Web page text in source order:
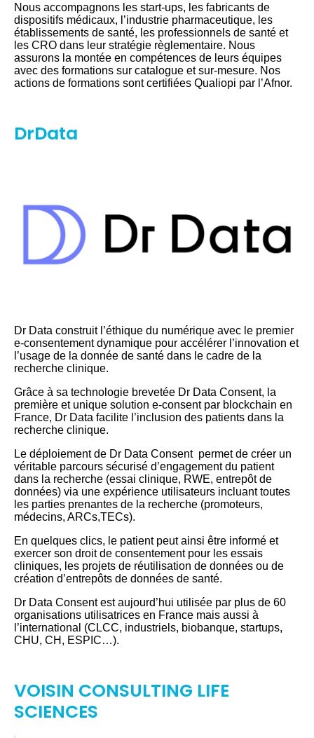
Nous accompagnons les start-ups, les fabricants de
dispositifs médicaux, l’industrie pharmaceutique, les
établissements de santé, les professionnels de santé et
les CRO dans leur stratégie règlementaire. Nous
assurons la montée en compétences de leurs équipes
avec des formations sur catalogue et sur-mesure. Nos
actions de formations sont certifiées Qualiopi par l’Afnor.
DrData
Dr Data construit l’éthique du numérique avec le premier
e-consentement dynamique pour accélérer l’innovation et
l’usage de la donnée de santé dans le cadre de la
recherche clinique.
Grâce à sa technologie brevetée Dr Data Consent, la
première et unique solution e-consent par blockchain en
France, Dr Data facilite l’inclusion des patients dans la
recherche clinique.
Le déploiement de Dr Data Consent permet de créer un
véritable parcours sécurisé d’engagement du patient
dans la recherche (essai clinique, RWE, entrepôt de
données) via une expérience utilisateurs incluant toutes
les parties prenantes de la recherche (promoteurs,
médecins, ARCs,TECs).
En quelques clics, le patient peut ainsi être informé et
exercer son droit de consentement pour les essais
cliniques, les projets de réutilisation de données ou de
création d’entrepôts de données de santé.
Dr Data Consent est aujourd’hui utilisée par plus de 60
organisations utilisatrices en France mais aussi à
l’international (CLCC, industriels, biobanque, startups,
CHU, CH, ESPIC…).
VOISIN CONSULTING LIFE
SCIENCES